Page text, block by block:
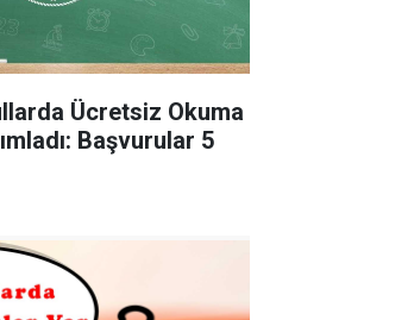
Ücretsiz Okuma
Başvurular 5